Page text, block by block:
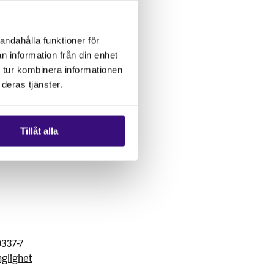
funktioner för
information från din enhet
kombinera informationen
tjänster.
Tillåt alla
7